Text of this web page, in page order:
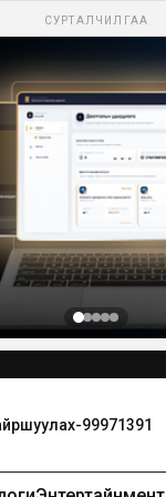
СУРТАЛЧИЛГАА
99971391